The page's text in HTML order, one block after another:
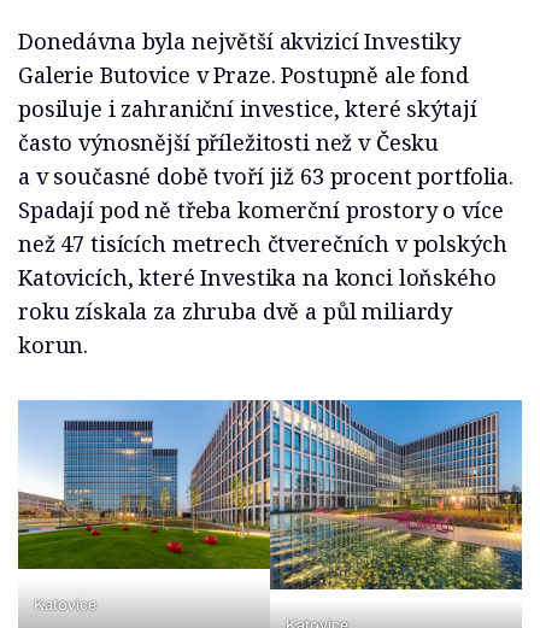
Donedávna byla největší akvizicí Investiky
Galerie Butovice v Praze. Postupně ale fond
posiluje i zahraniční investice, které skýtají
často výnosnější příležitosti než v Česku
a v současné době tvoří již 63 procent portfolia.
Spadají pod ně třeba komerční prostory o více
než 47 tisících metrech čtverečních v polských
Katovicích, které Investika na konci loňského
roku získala za zhruba dvě a půl miliardy
korun.
Katovice